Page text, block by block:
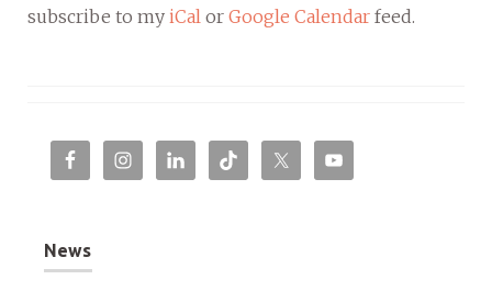
subscribe to my iCal or Google Calendar feed.
News